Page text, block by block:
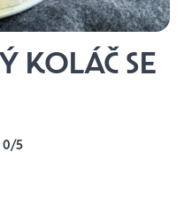
KOLÁČ SE
0/5